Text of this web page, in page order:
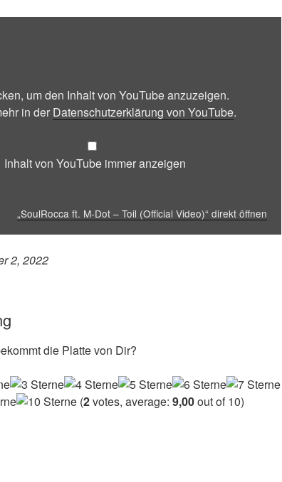
um den Inhalt von YouTube anzuzeigen.
in der Datenschutzerklärung von YouTube.
Inhalt von YouTube immer anzeigen
„SoulRocca ft. M-Dot – Toil (Official Video)“ direkt öffnen
2, 2022
die Platte von Dir?
(2votes, average: 9,00out of 10)